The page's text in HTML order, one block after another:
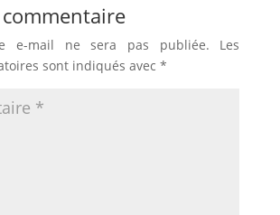
e-mail ne sera pas publiée.
Les
sont indiqués avec *